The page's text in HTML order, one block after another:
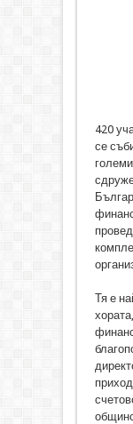
420
се
Тя е